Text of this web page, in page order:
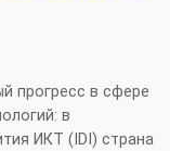
прогресс в сфере
в
ИКТ (IDI) страна